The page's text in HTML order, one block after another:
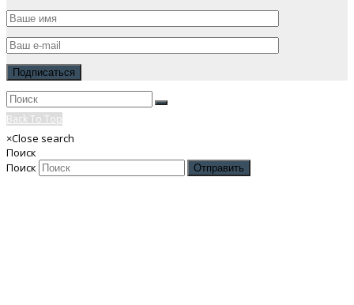
Back To Top
×Close search
Поиск
Поиск
Отправить